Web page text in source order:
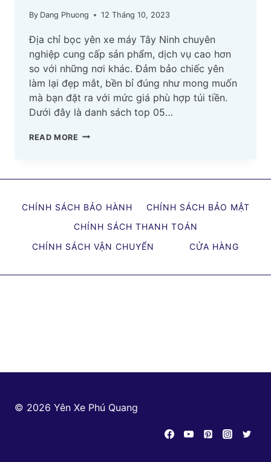
By Dang Phuong 12 Tháng 10, 2023
Địa chỉ bọc yên xe máy Tây Ninh chuyên
nghiệp cung cấp sản phẩm, dịch vụ cao hơn
so với những nơi khác. Đảm bảo chiếc yên
làm lại đẹp mắt, bền bỉ đúng như mong muốn
mà bạn đặt ra với mức giá phù hợp túi tiền.
Dưới đây là danh sách top 05…
READ MORE TOP
CHỈ
YÊN
XE
TÂY
CHÍNH SÁCH BẢO HÀNH
CHÍNH SÁCH BẢO MẬT
CHÍNH SÁCH THANH TOÁN
CHÍNH SÁCH VẬN CHUYỂN
CỬA HÀNG
© 2026 Yên Xe Phú Quang